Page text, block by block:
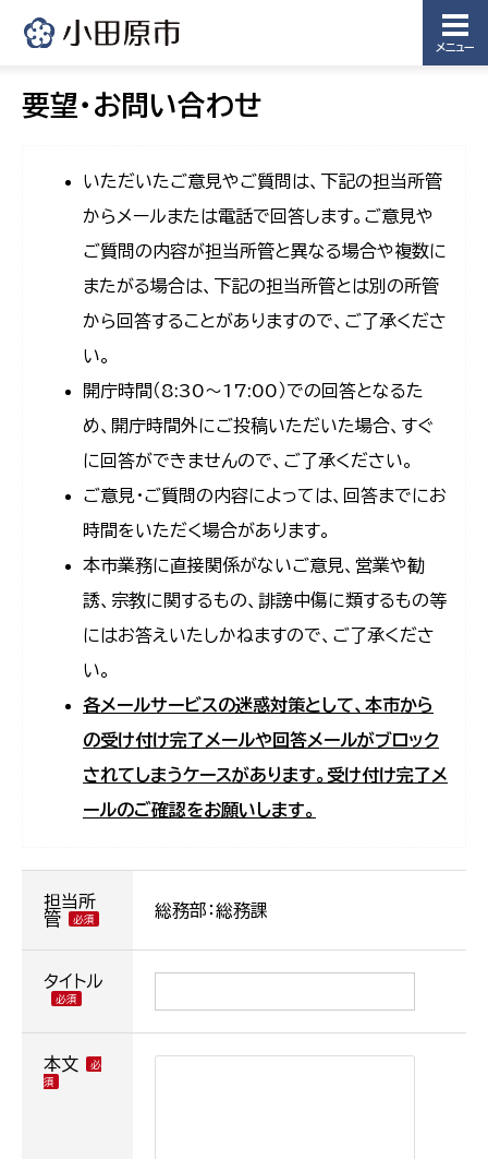
メニュー
要望・お問い合わせ
いただいたご意見やご質問は、下記の担当所管
からメールまたは電話で回答します。ご意見や
ご質問の内容が担当所管と異なる場合や複数に
またがる場合は、下記の担当所管とは別の所管
から回答することがありますので、ご了承くださ
い。
開庁時間（8:30〜17:00）での回答となるた
め、開庁時間外にご投稿いただいた場合、すぐ
に回答ができませんので、ご了承ください。
ご意見・ご質問の内容によっては、回答までにお
時間をいただく場合があります。
本市業務に直接関係がないご意見、営業や勧
誘、宗教に関するもの、誹謗中傷に類するもの等
にはお答えいたしかねますので、ご了承くださ
い。
各メールサービスの迷惑対策として、本市から
の受け付け完了メールや回答メールがブロック
されてしまうケースがあります。受け付け完了メ
ールのご確認をお願いします。
担当所
管
総務部：総務課
タイトル
本文